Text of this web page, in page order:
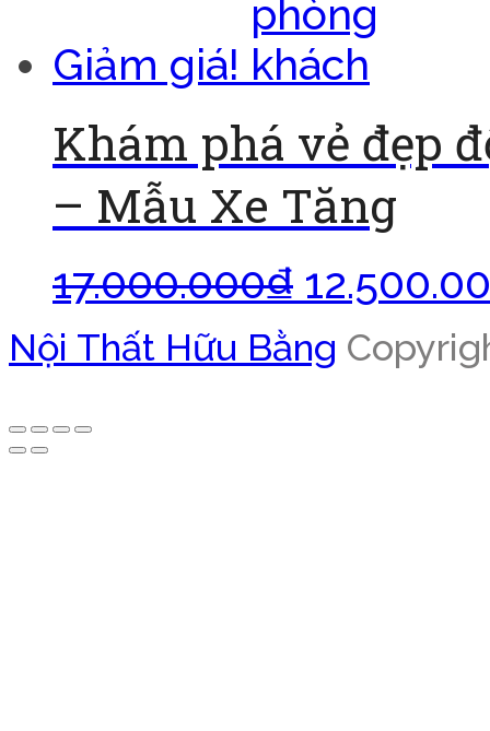
Giảm giá!
Khám phá vẻ đẹp
– Mẫu Xe Tăng
17.000.000₫
Nội Thất Hữu Bằng